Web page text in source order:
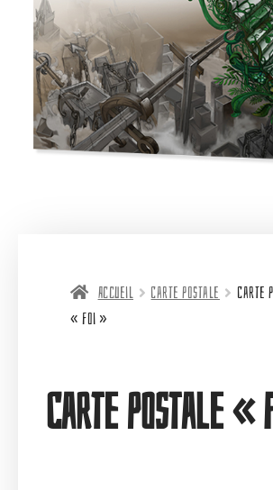
Accueil Carte postale
Carte
« Foi »
Carte postale «